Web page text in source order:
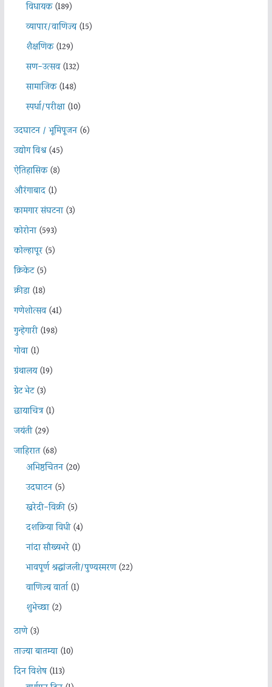
विधायक(189)
व्यापार/वाणिज्य(15)
शैक्षणिक(129)
सण-उत्सव(132)
सामाजिक(148)
स्पर्धा/परीक्षा(10)
उदघाटन / भूमिपूजन(6)
उद्योग विश्व(45)
ऐतिहासिक(8)
औरंगाबाद(1)
कामगार संघटना(3)
कोरोना(593)
कोल्हापूर(5)
क्रिकेट(5)
क्रीडा(18)
गणेशोत्सव(41)
गुन्हेगारी(198)
गोवा(1)
ग्रंथालय(19)
ग्रेट भेट(3)
छायाचित्र(1)
जयंती(29)
जाहिरात(68)
अभिष्ठचिंतन(20)
उदघाटन(5)
खरेदी-विक्री(5)
दशक्रिया विधी(4)
नांदा सौख्यभरे(1)
भावपूर्ण श्रद्धांजली/पुण्यस्मरण(22)
वाणिज्य वार्ता(1)
शुभेच्छा(2)
ठाणे(3)
ताज्या बातम्या(10)
दिन विशेष(113)